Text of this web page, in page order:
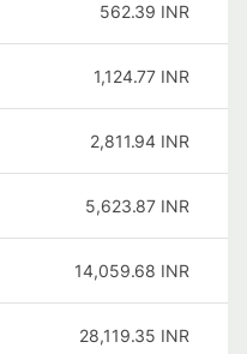
562.39 INR
1,124.77 INR
2,811.94 INR
5,623.87 INR
14,059.68 INR
28,119.35 INR